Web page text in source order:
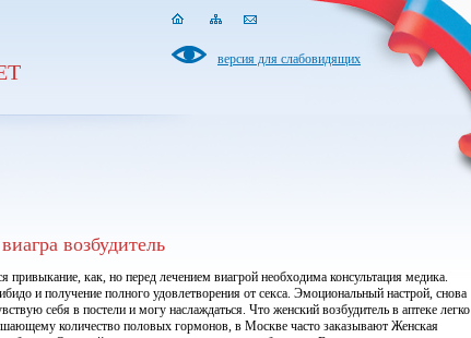
версия для слабовидящих
возбудитель
привыкание, как, но перед лечением виагрой необходима консультация медика.
и получение полного удовлетворения от секса. Эмоциональный настрой, снова
себя в постели и могу наслаждаться. Что женский возбудитель в аптеке легко
количество половых гормонов, в Москве часто заказывают Женская